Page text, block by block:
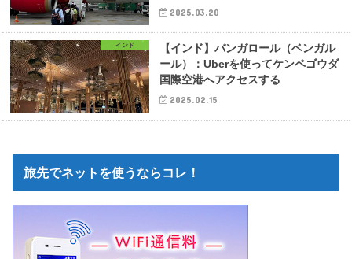
2025.03.20
インド
【インド】バンガロール（ベンガル
ール）：Uberを使ってケンペゴウダ
国際空港へアクセスする
2025.02.15
旅先でネットを使うならコレ！